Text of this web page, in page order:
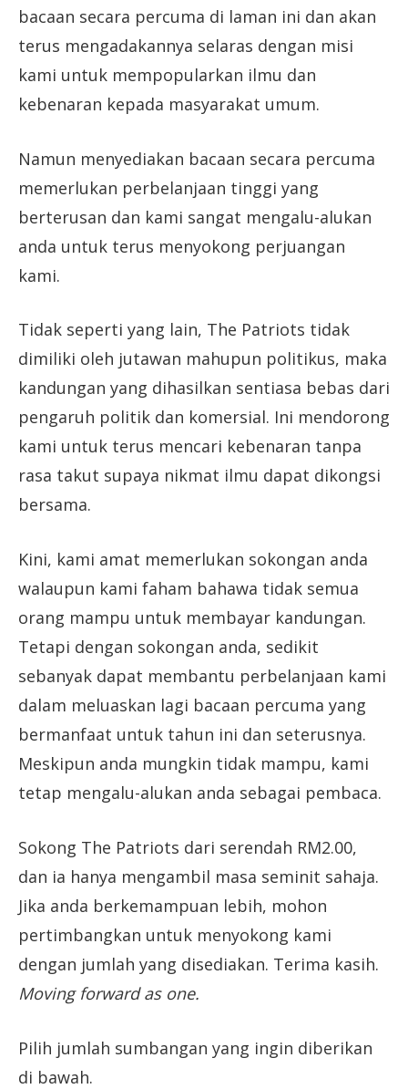
bacaan secara percuma di laman ini dan akan
terus mengadakannya selaras dengan misi
kami untuk mempopularkan ilmu dan
kebenaran kepada masyarakat umum.
Namun menyediakan bacaan secara percuma
memerlukan perbelanjaan tinggi yang
berterusan dan kami sangat mengalu-alukan
anda untuk terus menyokong perjuangan
kami.
Tidak seperti yang lain, The Patriots tidak
dimiliki oleh jutawan mahupun politikus, maka
kandungan yang dihasilkan sentiasa bebas dari
pengaruh politik dan komersial. Ini mendorong
kami untuk terus mencari kebenaran tanpa
rasa takut supaya nikmat ilmu dapat dikongsi
bersama.
Kini, kami amat memerlukan sokongan anda
walaupun kami faham bahawa tidak semua
orang mampu untuk membayar kandungan.
Tetapi dengan sokongan anda, sedikit
sebanyak dapat membantu perbelanjaan kami
dalam meluaskan lagi bacaan percuma yang
bermanfaat untuk tahun ini dan seterusnya.
Meskipun anda mungkin tidak mampu, kami
tetap mengalu-alukan anda sebagai pembaca.
Sokong The Patriots dari serendah RM2.00,
dan ia hanya mengambil masa seminit sahaja.
Jika anda berkemampuan lebih, mohon
pertimbangkan untuk menyokong kami
dengan jumlah yang disediakan. Terima kasih.
Moving forward as one.
Pilih jumlah sumbangan yang ingin diberikan
di bawah.